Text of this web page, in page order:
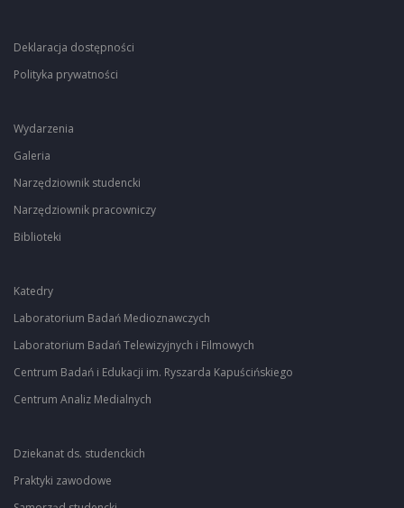
Deklaracja dostępności
Polityka prywatności
Wydarzenia
Galeria
Narzędziownik studencki
Narzędziownik pracowniczy
Biblioteki
Katedry
Laboratorium Badań Medioznawczych
Laboratorium Badań Telewizyjnych i Filmowych
Centrum Badań i Edukacji im. Ryszarda Kapuścińskiego
Centrum Analiz Medialnych
Dziekanat ds. studenckich
Praktyki zawodowe